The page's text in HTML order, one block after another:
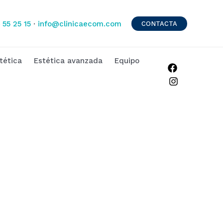
25 15 · info@clinicaecom.com CONTACTA
Estética avanzada Equipo